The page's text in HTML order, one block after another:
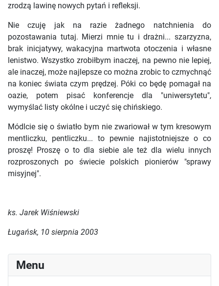
Menu
zrodzą lawinę nowych pytań i refleksji.
Nie czuję jak na razie żadnego natchnienia do
pozostawania tutaj. Mierzi mnie tu i drażni... szarzyzna,
brak inicjatywy, wakacyjna martwota otoczenia i własne
lenistwo. Wszystko zrobiłbym inaczej, na pewno nie lepiej,
ale inaczej, może najlepsze co można zrobic to czmychnąć
na koniec świata czym prędzej. Póki co będę pomagał na
oazie, potem pisać konferencje dla "uniwersytetu",
wymyślać listy okólne i uczyć się chińskiego.
Módlcie się o światło bym nie zwariował w tym kresowym
mentliczku, pentliczku... to pewnie najistotniejsze o co
proszę! Proszę o to dla siebie ale też dla wielu innych
rozproszonych po świecie polskich pionierów "sprawy
misyjnej".
ks. Jarek Wiśniewski
Ługańsk, 10 sierpnia 2003